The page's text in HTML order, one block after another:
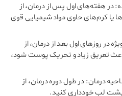
در هفته‌های اول پس از درمان، از
یا کرم‌های حاوی مواد شیمیایی قوی
روزهای اول بعد از درمان، از
تعریق زیاد و تحریک پوست شود،
درمان: در طول دوره درمان، از
پشت لب خودداری کنید.